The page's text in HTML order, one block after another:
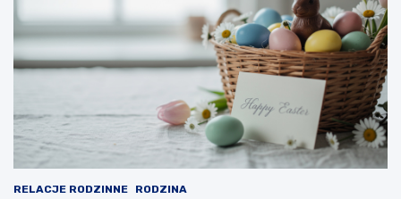
RELACJE RODZINNE RODZINA